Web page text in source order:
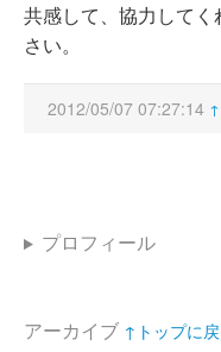
共感して、協力して
さい。
2012/05/07 07:27:14
プロフィール
アーカイブ ↑トップに